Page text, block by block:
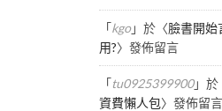
「kgo」於〈臉書開始
用?〉發佈留言
「tu0925399900」於
資費懶人包〉發佈留言